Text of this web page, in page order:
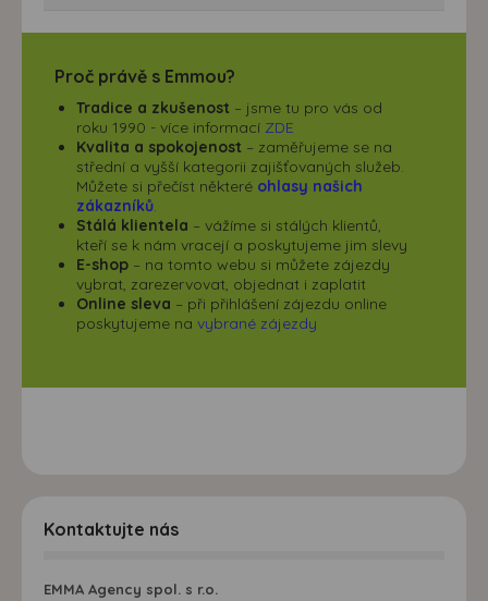
Proč právě s Emmou?
Tradice a zkušenost – jsme tu pro vás od
roku 1990 - více informací ZDE
Kvalita a spokojenost – zaměřujeme se na
střední a vyšší kategorii zajišťovaných služeb.
Můžete si přečíst některé ohlasy našich
zákazníků
Stálá klientela – vážíme si stálých klientů,
kteří se k nám vracejí a poskytujeme jim slevy
E-shop – na tomto webu si můžete zájezdy
vybrat, zarezervovat, objednat i zaplatit
Online sleva – při přihlášení zájezdu online
poskytujeme na vybrané zájezdy
Kontaktujte nás
EMMA Agency spol. s r.o.